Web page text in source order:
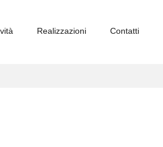
Realizzazioni Contatti